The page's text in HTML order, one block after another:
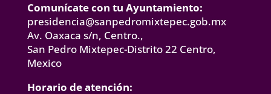
Comunícate con tu Ayuntamiento:
presidencia@sanpedromixtepec.gob.mx
Av. Oaxaca s/n, Centro.,
San Pedro Mixtepec-Distrito 22 Centro,
Mexico
Horario de atención: